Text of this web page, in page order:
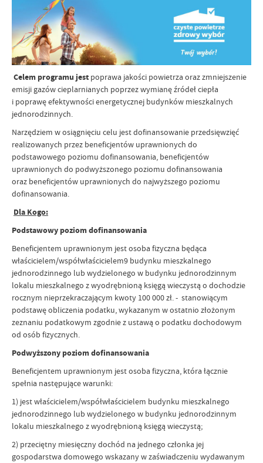
Celem programu jest poprawa jakości powietrza oraz zmniejszenie
emisji gazów cieplarnianych poprzez wymianę źródeł ciepła
i poprawę efektywności energetycznej budynków mieszkalnych
jednorodzinnych.
Narzędziem w osiągnięciu celu jest dofinansowanie przedsięwzięć
realizowanych przez beneficjentów uprawnionych do
podstawowego poziomu dofinansowania, beneficjentów
uprawnionych do podwyższonego poziomu dofinansowania
oraz beneficjentów uprawnionych do najwyższego poziomu
dofinansowania.
Dla Kogo:
Podstawowy poziom dofinansowania
Beneficjentem uprawnionym jest osoba fizyczna będąca
właścicielem/współwłaścicielem9 budynku mieszkalnego
jednorodzinnego lub wydzielonego w budynku jednorodzinnym
lokalu mieszkalnego z wyodrębnioną księgą wieczystą o dochodzie
rocznym nieprzekraczającym kwoty 100 000 zł. - stanowiącym
podstawę obliczenia podatku, wykazanym w ostatnio złożonym
zeznaniu podatkowym zgodnie z ustawą o podatku dochodowym
od osób fizycznych.
Podwyższony poziom dofinansowania
Beneficjentem uprawnionym jest osoba fizyczna, która łącznie
spełnia następujące warunki:
1) jest właścicielem/współwłaścicielem budynku mieszkalnego
jednorodzinnego lub wydzielonego w budynku jednorodzinnym
lokalu mieszkalnego z wyodrębnioną księgą wieczystą;
2) przeciętny miesięczny dochód na jednego członka jej
gospodarstwa domowego wskazany w zaświadczeniu wydawanym